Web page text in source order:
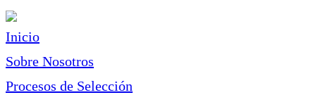
Inicio
Sobre Nosotros
Procesos de Selección